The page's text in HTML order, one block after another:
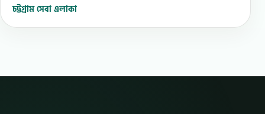
চট্টগ্রাম সেবা এলাকা